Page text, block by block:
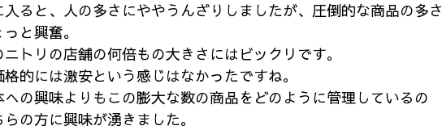
入ると、人の多さにややうんざりしましたが、圧倒的な商品の多さ
と興奮。
トリの店舗の何倍もの大きさにはビックリです。
的には激安という感じはなかったですね。
の興味よりもこの膨大な数の商品をどのように管理しているの
の方に興味が湧きました。